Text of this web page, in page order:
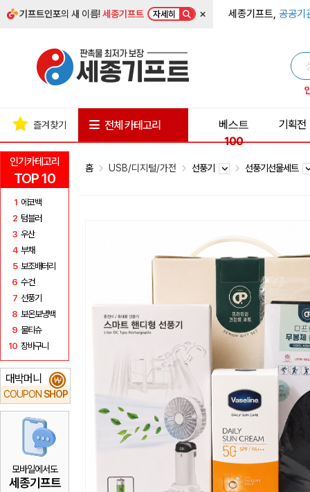
기프트인포의 새 이름!세종기프트 자세히 × 세종기프트, 공공기
인기카테고리
TOP 10
1 에코백
2 텀블러
3 우산
4 부채
5 보조배터리
6 수건
7 선풍기
8 보온보냉백
9 물티슈
10 장바구니
대박머니
COUPON SHOP
₩
모바일에서도
세종기프트
즐겨찾기 전체 카테고리
베스트
100
기획전
홈 USB/디지털/가전 선풍기 선풍기선물세트